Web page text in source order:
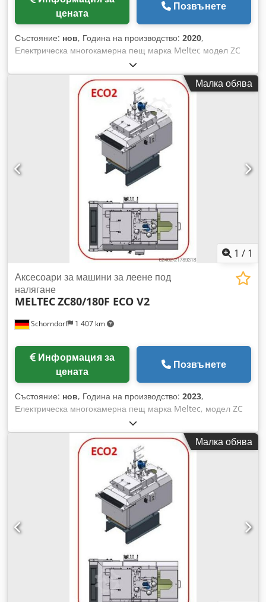
цената
Позвънете
Състояние: нов, Година на производство: 2020,
Електрическа многокамерна пещ марка Meltec модел ZC
50/180 TOC с нова неръждаема тигла, изолирано покритие
на тиглата и основа. Обем на тиглата: 820,0 кг цинк
Производителност на топене: 180,0 кг цинк/час Dcodjy E
Tynepfx Ah Tsk Свързваща мощност: 27,0 kW Модел: ZC
50/180 TOC Транспортирането на метала се извършва с
помпа, която транспортира течния метал под нивото на
ваната. Нивото на ваната в камерата на леярския съд
остава по този начин постоянно, за да се осигури напълно
равномерно дозиране на метала при всяко изстрелване.
Подходяща за DAW 50F / W50Zn Електрически шкаф за
управление на пещта може да бъде доставен при
Малка обява
1 / 1
Schorndorf 1 407 km
Аксесоари за машини за леене под
налягане
MELTECZC80/180F ECO V2
Информация за
цената
Позвънете
Състояние: нов, Година на производство: 2023,
Електрическа многокамерна пещ марка Meltec, модел ZC
80/180F ECO V2 с нов тигел от неръждаема стомана,
изолиран капак за тигела и подрамка. Тигелов капацитет:
820,0 кг/цинк Dcjdpfxey E Tyhe Ah Tsk Производителност на
топене: 180,0 кг/цинк/час Свързваща мощност: 27,0 kW
Модел: ZC 80/180 F ECO V2 Пещта EcoMelTec съчетава
предимствата на доказаната многокамерна пещ за
поддържане на температурата и топене с множество
новоразработени функции и потенциал за
енергоспестяване: - Добра достъпност за почистване чрез
гъвкаво монтирани капаци с панти - Нов дизайн на помпата
позволява по-дълги интервали за почистване - Отделение
за съд за шлака - улеснява почистването на топилната
вана - Симетричен дизайн на пещта - не се изисква дясна/
лява версия Подходяща за DAW 80F / W80Zn Шкаф за
управление на пещта може да бъде доставен при
Малка обява